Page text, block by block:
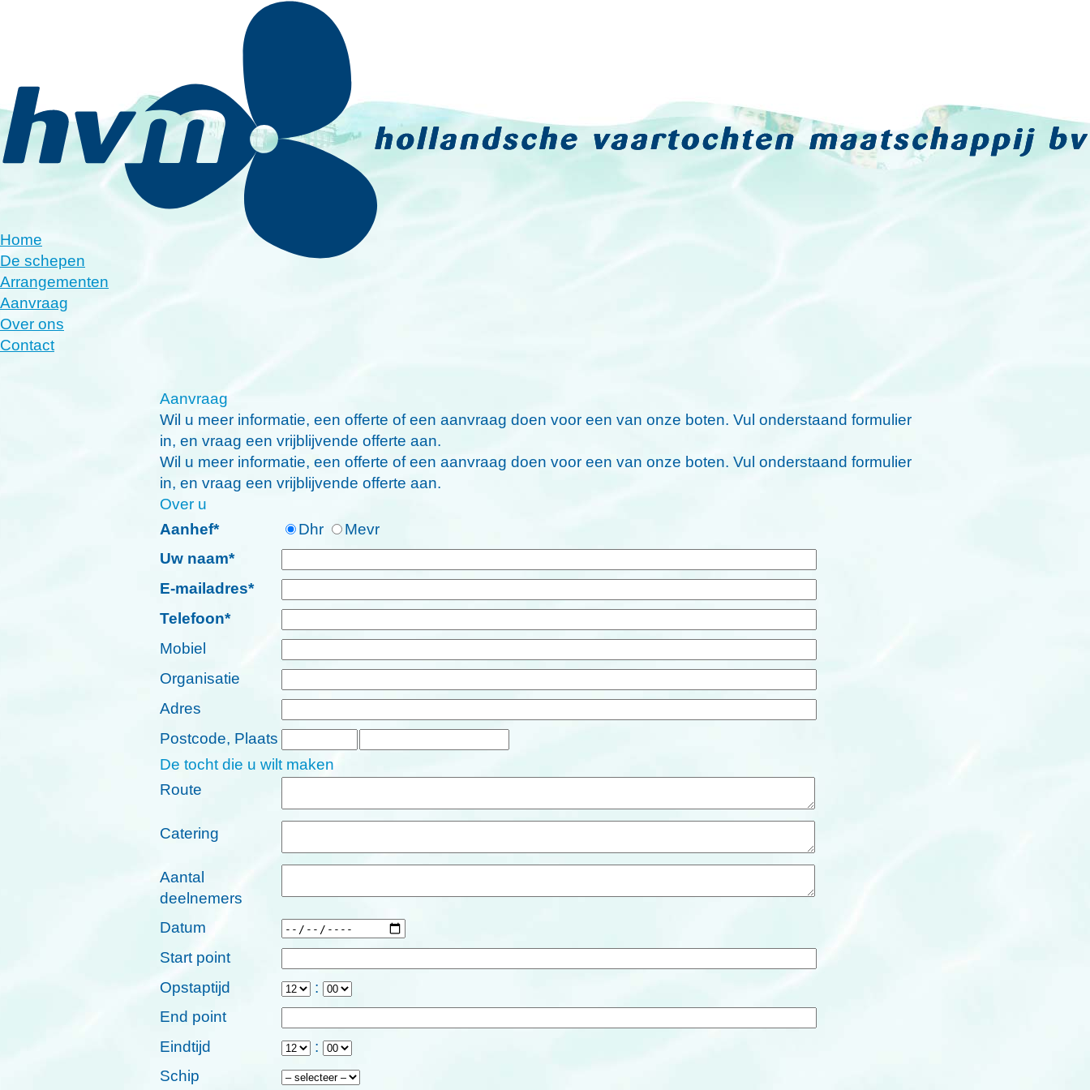
Home
De schepen
Arrangementen
Aanvraag
Over ons
Contact
Aanvraag
Wil u meer informatie, een offerte of een aanvraag doen voor een van onze boten. Vul onderstaand formulier
in, en vraag een vrijblijvende offerte aan.
Wil u meer informatie, een offerte of een aanvraag doen voor een van onze boten. Vul onderstaand formulier
in, en vraag een vrijblijvende offerte aan.
Over u
Aanhef*
Dhr
Mevr
Uw naam*
E-mailadres*
Telefoon*
Mobiel
Organisatie
Adres
Postcode, Plaats
De tocht die u wilt maken
Route
Catering
Aantal
deelnemers
Datum
Start point
Opstaptijd
:
End point
Eindtijd
:
Schip